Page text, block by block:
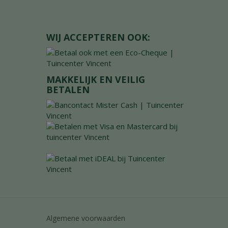
WIJ ACCEPTEREN OOK:
MAKKELIJK EN VEILIG
BETALEN
Algemene voorwaarden